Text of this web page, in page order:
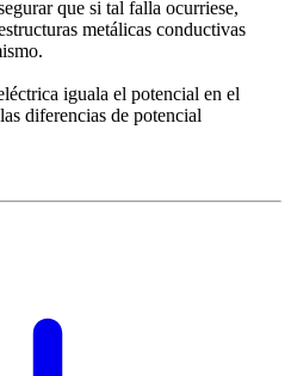
que si tal falla ocurriese,
metálicas conductivas
iguala el potencial en el
diferencias de potencial